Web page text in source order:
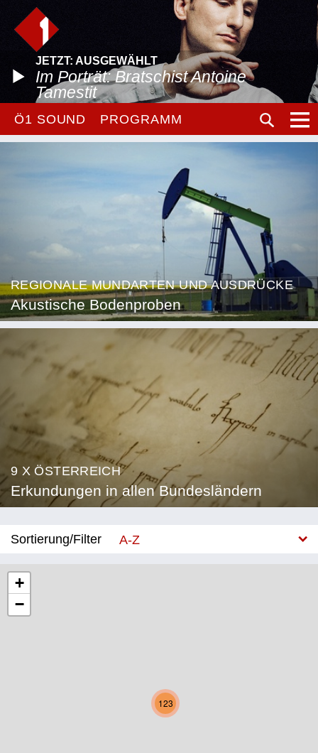
JETZT: AUSGEWÄHLT
Im Porträt: Bratschist Antoine
Tamestit
Ö1 SOUND PROGRAMM
REGIONALE MUNDARTEN UND AUSDRÜCKE
Akustische Bodenproben
9 X ÖSTERREICH
Erkundungen in allen Bundesländern
Sortierung/Filter
A-Z
Niederösterreich
Oberösterreich
123
+
−